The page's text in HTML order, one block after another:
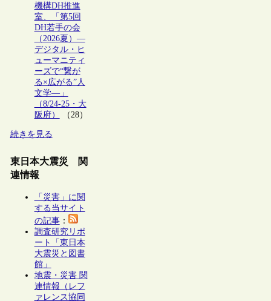
機構DH推進
室、「第5回
DH若手の会
（2026夏）―
デジタル・ヒ
ューマニティ
ーズで“繋が
る×広がる”人
文学―」
（8/24-25・大
阪府）
（28）
続きを見る
東日本大震災 関
連情報
「災害」に関
する当サイト
の記事：
調査研究リポ
ート「東日本
大震災と図書
館」
地震・災害 関
連情報（レフ
ァレンス協同